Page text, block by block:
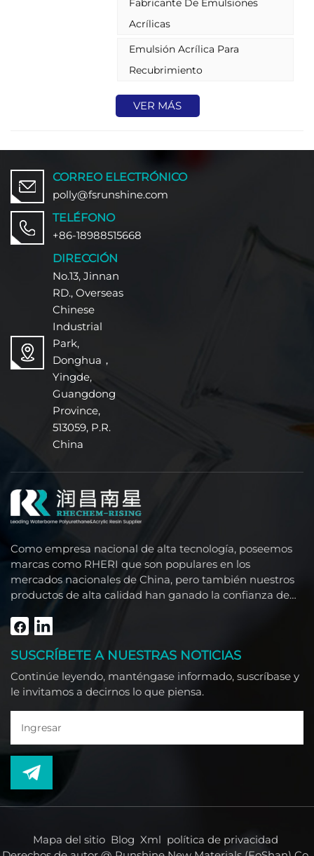
huecograbado, junto con su
excepcional adhesión a diversos
opción para fabricantes que
buscan fiabilidad y rendimiento.
Fabricante De Emulsiones
Acrílicas
Emulsión Acrílica Para
Recubrimiento
VER MÁS
CORREO ELECTRÓNICO
polly@fsrunshine.com
TELÉFONO
+86-18988515668
DIRECCIÓN
No.13, Jinnan
RD., Overseas
Chinese
Industrial
Park,
Donghua，
Yingde,
Guangdong
Province,
513059, P.R.
China
Como empresa nacional de alta tecnología, poseemos
marcas como RHERI que son populares en los
mercados nacionales de China, pero también nuestros
productos de alta calidad han ganado la confianza de
clientes extranjeros como el Sudeste Asiático, Medio
Oriente, América del Sur, África y América del Norte.
SUSCRÍBETE A NUESTRAS NOTICIAS
Continúe leyendo, manténgase informado, suscríbase y
le invitamos a decirnos lo que piensa.
Mapa del sitio Blog Xml política de privacidad